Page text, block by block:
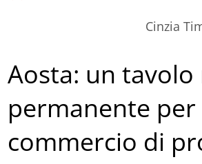
Cinzia
Aosta: un tavolo
permanente per
commercio di